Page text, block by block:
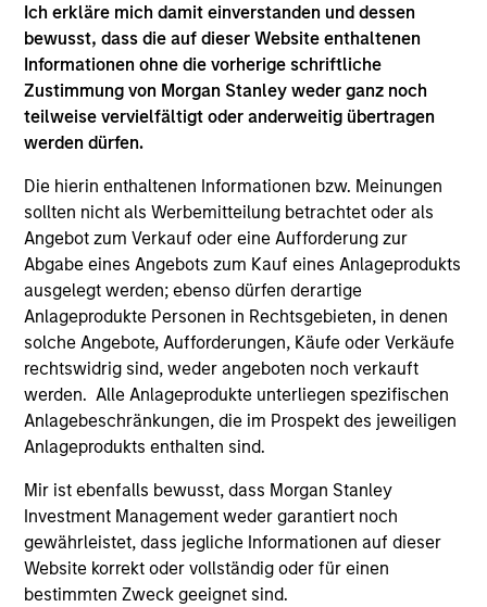
Ich erkläre mich damit einverstanden und dessen
bewusst, dass die auf dieser Website enthaltenen
Informationen ohne die vorherige schriftliche
Zustimmung von Morgan Stanley weder ganz noch
teilweise vervielfältigt oder anderweitig übertragen
werden dürfen.
Die hierin enthaltenen Informationen bzw. Meinungen
sollten nicht als Werbemitteilung betrachtet oder als
Angebot zum Verkauf oder eine Aufforderung zur
Abgabe eines Angebots zum Kauf eines Anlageprodukts
ausgelegt werden; ebenso dürfen derartige
Anlageprodukte Personen in Rechtsgebieten, in denen
solche Angebote, Aufforderungen, Käufe oder Verkäufe
rechtswidrig sind, weder angeboten noch verkauft
werden. Alle Anlageprodukte unterliegen spezifischen
Anlagebeschränkungen, die im Prospekt des jeweiligen
Anlageprodukts enthalten sind.
Mir ist ebenfalls bewusst, dass Morgan Stanley
Investment Management weder garantiert noch
gewährleistet, dass jegliche Informationen auf dieser
Website korrekt oder vollständig oder für einen
bestimmten Zweck geeignet sind.
ALTS IN FOCUS
Private Equity 2026 Midyear Outlook
The foundation for a multi-year recovery is
now in place. The next phase depends less on
direction than on breadth.
16-JUL-2026